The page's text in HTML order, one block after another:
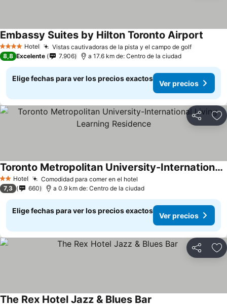
4 EstrellasHotel Vistas cautivadoras de la pista y el campo de golf
Embassy Suites by Hilton Toronto Airport
8,8 Excelente 7.906 a 17.6 km de: Centro de la ciudad
Elige fechas para ver los precios exactos
Ver precios
Compartir
2 Estrellas
Hotel Comodidad para comer en el hotel
Toronto Metropolitan University-International Living Learning Residence
7,3 660 a 0.9 km de: Centro de la ciudad
Elige fechas para ver los precios exactos
Ver precios
Compartir
The Rex Hotel Jazz & Blues Bar